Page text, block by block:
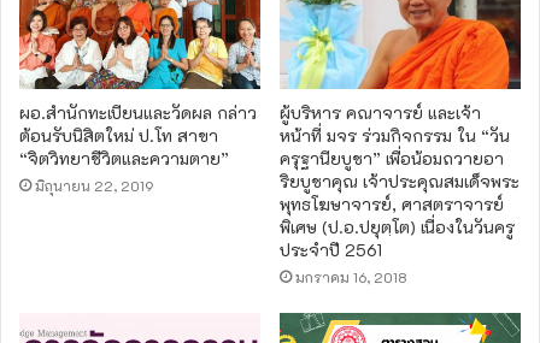
ผอ.สำนัก​ทะเบียน​และวัดผล​ กล่าว
ต้อนรับนิสิตใหม่ ป.โท สาขา
“จิตวิทยา​ชีวิตและความตาย”
มิถุนายน 22, 2019
ผู้บริหาร คณาจารย์ และเจ้า
หน้าที่ มจร ร่วมกิจกรรม ใน “วัน
ครุฐานียบูชา” เพื่อน้อมถวายอา
ริยบูชาคุณ เจ้าประคุณสมเด็จพระ
พุทธโฆษาจารย์, ศาสตราจารย์
พิเศษ (ป.อ.ปยุตฺโต) เนื่องในวันครู
ประจำปี 2561
มกราคม 16, 2018